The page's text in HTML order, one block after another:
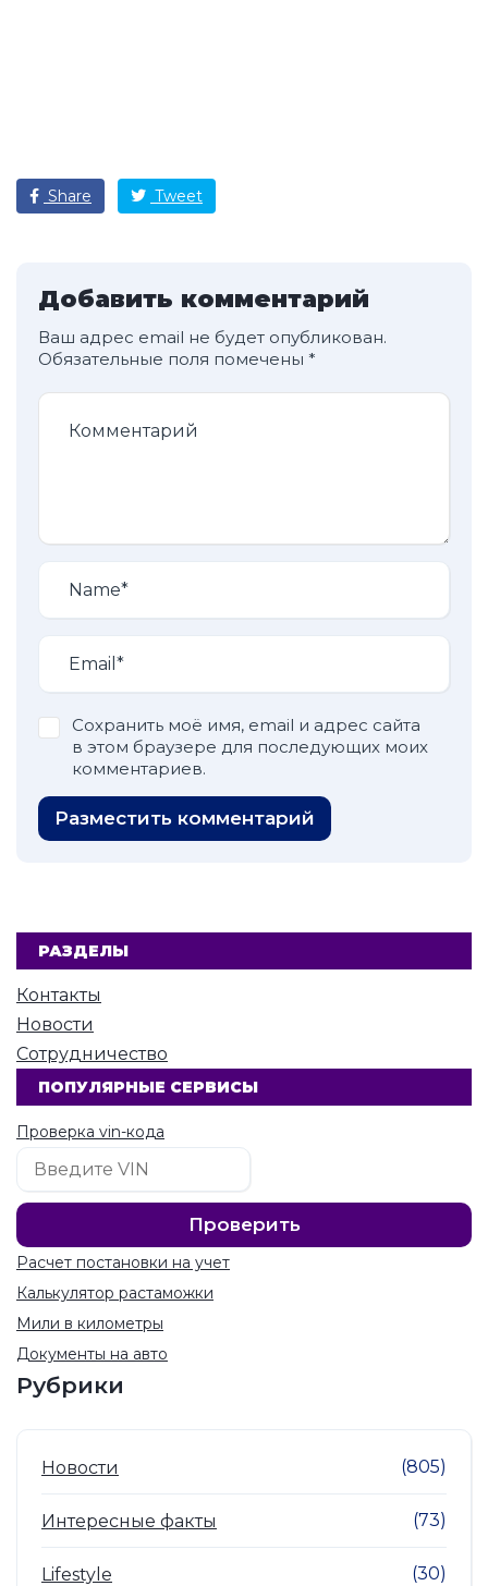
Share Tweet
Добавить комментарий
Ваш адрес email не будет опубликован.
Обязательные поля помечены *
Сохранить моё имя, email и адрес сайта
в этом браузере для последующих моих
комментариев.
Разместить комментарий
РАЗДЕЛЫ
Контакты
Новости
Сотрудничество
ПОПУЛЯРНЫЕ СЕРВИСЫ
Проверка vin-кода
Расчет постановки на учет
Калькулятор растаможки
Мили в километры
Документы на авто
Рубрики
Новости (805)
Интересные факты (73)
Lifestyle (30)